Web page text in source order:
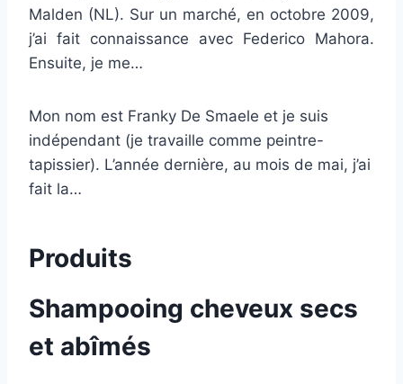
Malden (NL). Sur un marché, en octobre 2009,
j’ai fait connaissance avec Federico Mahora.
Ensuite, je me…
Mon nom est Franky De Smaele et je suis
indépendant (je travaille comme peintre-
tapissier). L’année dernière, au mois de mai, j’ai
fait la…
Produits
Shampooing cheveux secs
et abîmés